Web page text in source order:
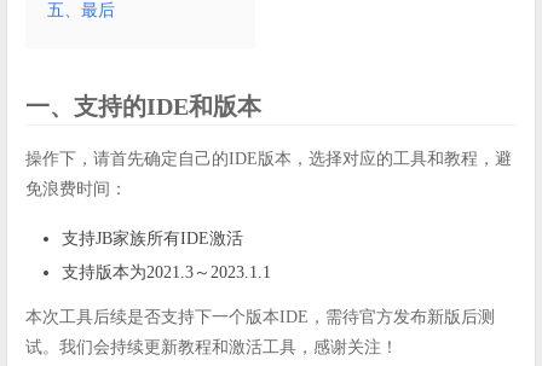
五、最后
一、支持的IDE和版本
操作下，请首先确定自己的IDE版本，选择对应的工具和教程，避
免浪费时间：
支持JB家族所有IDE激活
支持版本为2021.3～2023.1.1
本次工具后续是否支持下一个版本IDE，需待官方发布新版后测
试。我们会持续更新教程和激活工具，感谢关注！